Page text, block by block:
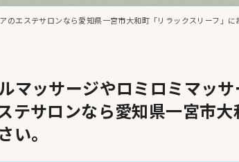
エステサロンなら愛知県一宮市大和町「リラックスリーフ」に
マッサージやロミロミマッ
テサロンなら愛知県一宮市
い。